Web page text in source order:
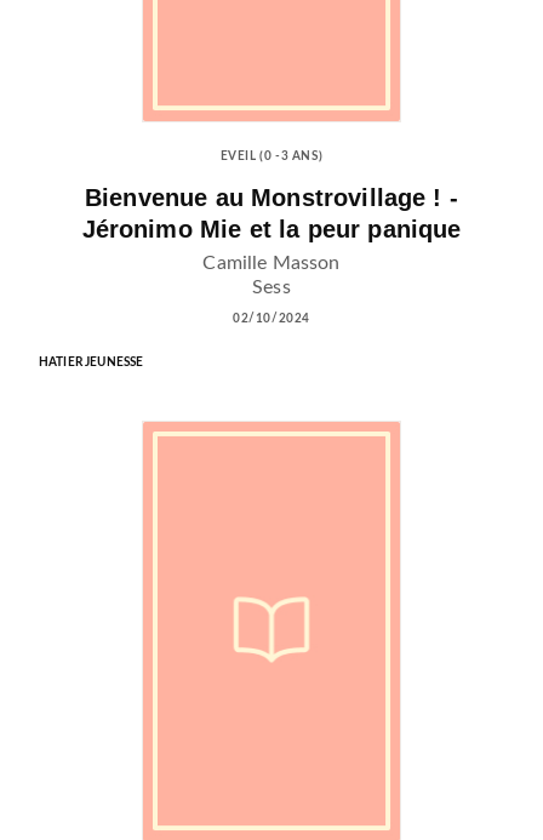
EVEIL (0 -3 ANS)
Bienvenue au Monstrovillage ! -
Jéronimo Mie et la peur panique
Camille Masson
Sess
02/10/2024
HATIER JEUNESSE